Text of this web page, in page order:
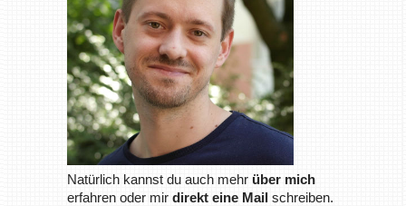
Natürlich kannst du auch mehr über mich
erfahren oder mir direkt eine Mail schreiben.